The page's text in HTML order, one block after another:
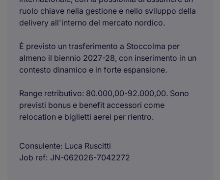
ruolo chiave nella gestione e nello sviluppo della
delivery all'interno del mercato nordico.
È previsto un trasferimento a Stoccolma per
almeno il biennio 2027-28, con inserimento in un
contesto dinamico e in forte espansione.
Range retributivo: 80.000,00-92.000,00. Sono
previsti bonus e benefit accessori come
relocation e biglietti aerei per rientro.
Consulente Luca Ruscitti
Job ref JN-062026-7042272